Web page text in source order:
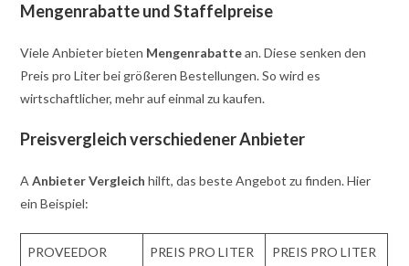
Mengenrabatte und Staffelpreise
Viele Anbieter bieten Mengenrabattean. Diese senken den
Preis pro Liter bei größeren Bestellungen. So wird es
wirtschaftlicher, mehr auf einmal zu kaufen.
Preisvergleich verschiedener Anbieter
AAnbieter Vergleich hilft, das beste Angebot zu finden. Hier
ein Beispiel:
PROVEEDOR
PREIS PRO LITER
PREIS PRO LITER